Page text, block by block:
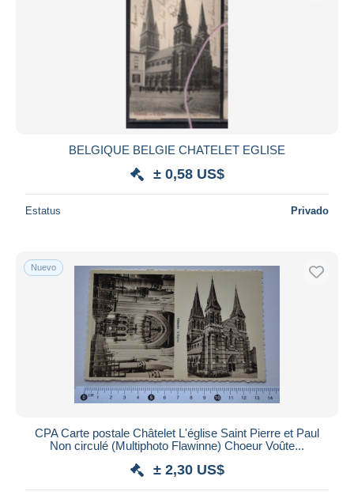
BELGIQUE BELGIE CHATELET EGLISE
± 0,58 US$
Estatus Privado
Nuevo
CPA Carte postale Châtelet L'église Saint Pierre et Paul
Non circulé (Multiphoto Flawinne) Choeur Voûte...
± 2,30 US$